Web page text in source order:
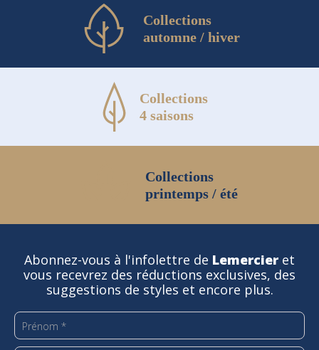
Collections
automne / hiver
Collections
4 saisons
Collections
printemps / été
Abonnez-vous à l'infolettre de Lemercier et
vous recevrez des réductions exclusives, des
suggestions de styles et encore plus.